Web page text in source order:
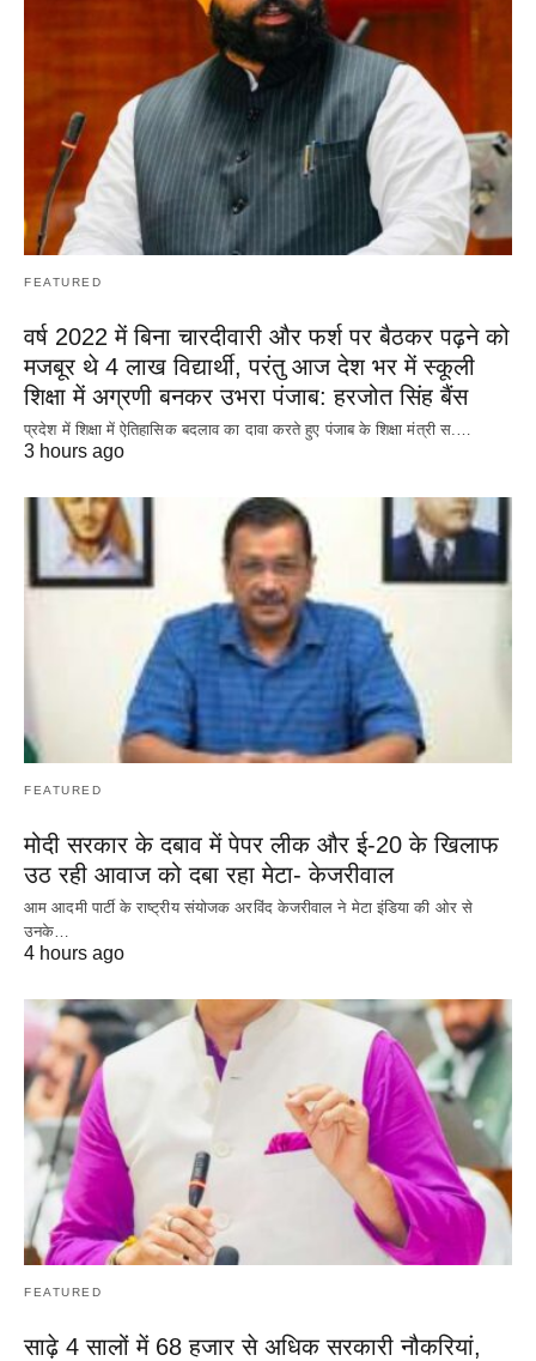
FEATURED
वर्ष 2022 में बिना चारदीवारी और फर्श पर बैठकर पढ़ने को
मजबूर थे 4 लाख विद्यार्थी, परंतु आज देश भर में स्कूली
शिक्षा में अग्रणी बनकर उभरा पंजाब: हरजोत सिंह बैंस
प्रदेश में शिक्षा में ऐतिहासिक बदलाव का दावा करते हुए पंजाब के शिक्षा मंत्री स.…
3 hours ago
FEATURED
मोदी सरकार के दबाव में पेपर लीक और ई-20 के खिलाफ
उठ रही आवाज को दबा रहा मेटा- केजरीवाल
आम आदमी पार्टी के राष्ट्रीय संयोजक अरविंद केजरीवाल ने मेटा इंडिया की ओर से
उनके…
4 hours ago
FEATURED
साढ़े 4 सालों में 68 हजार से अधिक सरकारी नौकरियां,